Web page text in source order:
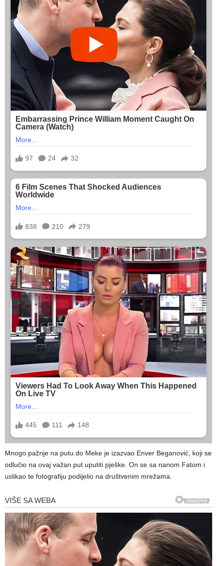
Mnogo pažnje na putu do Meke je izazvao Enver Beganović, koji se
odlučio na ovaj važan put uputiti pješke. On se sa nanom Fatom i
uslikao te fotografiju podijelio na društvenim mrežama.